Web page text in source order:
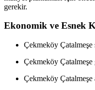
gerekir.
Ekonomik ve Esnek
Çekmeköy
Çekmeköy
Çekmeköy